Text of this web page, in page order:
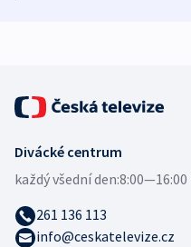
Divácké centrum
každý všední den:
261 136 113
info@ceskatelevize.cz